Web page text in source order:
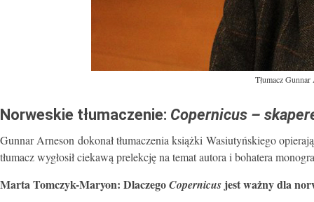
Tłumacz
Norweskie tłumaczenie: Copernicus –
Gunnar Arneson dokonał tłumaczenia książki Wasiutyńskiego
tłumacz wygłosił ciekawą prelekcję na temat autora i bohatera
Marta Tomczyk-Maryon: DlaczegoCopernicus jest ważny dla